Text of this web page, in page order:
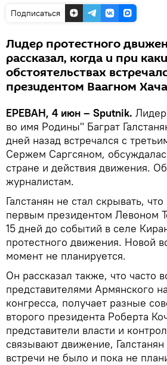
Подписаться
Лидер протестного
рассказал, когда и при
обстоятельствах
президентом Ваагном
ЕРЕВАН, 4 июн – Sputnik.
во имя Родины" Баграт
дней назад встречался с
Сержем Саргсяном,
стране и действия движения.
журналистам.
Галстанян не стал скрывать,
первым президентом Левоном
15 дней до событий в селе
протестного движения. Новой
момент не планируется.
Он рассказал также, что часто
представителями Армянского
конгресса, получает разные
второго президента Роберта
представители власти и
связывают движение, Галстанян
встречи не было и пока не